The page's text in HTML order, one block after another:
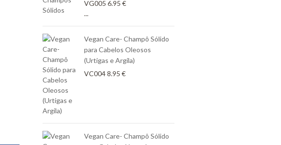
VG005 6.95 €
...
Vegan Care- Champô Sólido
para Cabelos Oleosos
(Urtigas e Argila)
VC0048.95 €
Vegan Care- Champô Sólido